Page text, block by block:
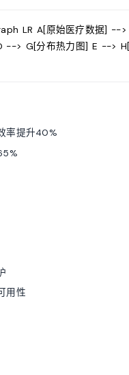
LR A[原始医疗数据] --
--> G[分布热力图] E -->
率提升40%
用性